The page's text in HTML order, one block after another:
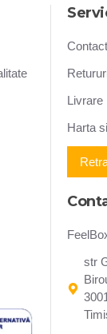
Contact
Livrare
Harta
str